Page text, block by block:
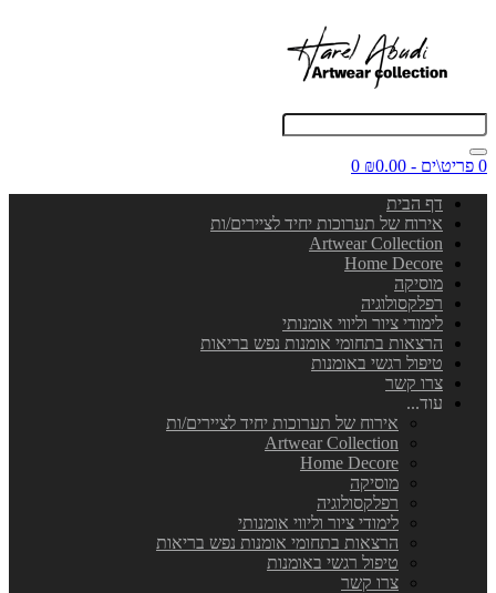
0 פריט\ים - ₪0.00
0
דף הבית
אירוח של תערוכות יחיד לציירים/ות
Artwear Collection
Home Decore
מוסיקה
רפלקסולוגיה
לימודי ציור וליווי אומנותי
הרצאות בתחומי אומנות נפש בריאות
טיפול רגשי באומנות
צרו קשר
עוד...
אירוח של תערוכות יחיד לציירים/ות
Artwear Collection
Home Decore
מוסיקה
רפלקסולוגיה
לימודי ציור וליווי אומנותי
הרצאות בתחומי אומנות נפש בריאות
טיפול רגשי באומנות
צרו קשר